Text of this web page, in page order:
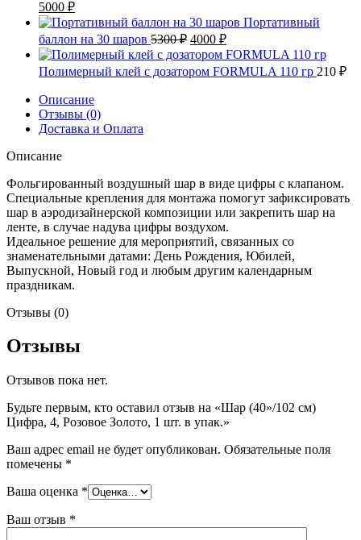
Первоначальная
цена
составляла
5800 ₽.
5000 ₽Текущая
цена:
5000 ₽.
Портативный
баллон на 30 шаров 5300₽ Первоначальная
цена
составляла
5300 ₽.
4000 ₽Текущая
цена:
4000 ₽.
Полимерный клей с дозатором FORMULA 110 гр 210 ₽
Описание
Отзывы (0)
Доставка и Оплата
Описание
Фольгированный воздушный шар в виде цифры с клапаном.
Специальные крепления для монтажа помогут зафиксировать
шар в аэродизайнерской композиции или закрепить шар на
ленте, в случае надува цифры воздухом.
Идеальное решение для мероприятий, связанных со
знаменательными датами: День Рождения, Юбилей,
Выпускной, Новый год и любым другим календарным
праздникам.
Отзывы (0)
Отзывы
Отзывов пока нет.
Будьте первым, кто оставил отзыв на «Шар (40»/102 см)
Цифра, 4, Розовое Золото, 1 шт. в упак.»
Ваш адрес email не будет опубликован. Обязательные поля
помечены *
Ваша оценка *
Ваш отзыв *